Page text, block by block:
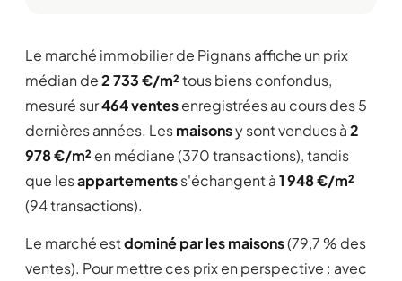
Le marché immobilier de Pignans affiche un prix
médian de2 733 €/m²tous biens confondus,
mesuré sur464 ventesenregistrées au cours des 5
dernières années. Lesmaisonsy sont vendues à2
978 €/m² en médiane (370 transactions), tandis
que lesappartementss'échangent à1 948 €/m²
(94 transactions).
Le marché estdominé par les maisons(79,7 % des
ventes). Pour mettre ces prix en perspective : avec